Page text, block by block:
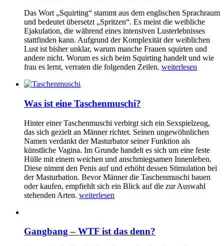
Das Wort „Squirting“ stammt aus dem englischen Sprachraum
und bedeutet übersetzt „Spritzen“. Es meint die weibliche
Ejakulation, die während eines intensiven Lusterlebnisses
stattfinden kann. Aufgrund der Komplexität der weiblichen
Lust ist bisher unklar, warum manche Frauen squirten und
andere nicht. Worum es sich beim Squirting handelt und wie
frau es lernt, verraten die folgenden Zeilen. weiterlesen
Was ist eine Taschenmuschi?
Hinter einer Taschenmuschi verbirgt sich ein Sexspielzeug,
das sich gezielt an Männer richtet. Seinen ungewöhnlichen
Namen verdankt der Masturbator seiner Funktion als
künstliche Vagina. Im Grunde handelt es sich um eine feste
Hülle mit einem weichen und anschmiegsamen Innenleben.
Diese nimmt den Penis auf und erhöht dessen Stimulation bei
der Masturbation. Bevor Männer die Taschenmuschi bauen
oder kaufen, empfiehlt sich ein Blick auf die zur Auswahl
stehenden Arten. weiterlesen
Gangbang – WTF ist das denn?